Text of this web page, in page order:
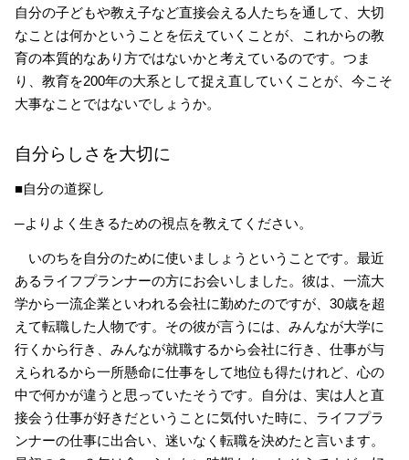
自分の子どもや教え子など直接会える人たちを通して、大切
なことは何かということを伝えていくことが、これからの教
育の本質的なあり方ではないかと考えているのです。つま
り、教育を200年の大系として捉え直していくことが、今こそ
大事なことではないでしょうか。
自分らしさを大切に
■自分の道探し
─よりよく生きるための視点を教えてください。
いのちを自分のために使いましょうということです。最近
あるライフプランナーの方にお会いしました。彼は、一流大
学から一流企業といわれる会社に勤めたのですが、30歳を超
えて転職した人物です。その彼が言うには、みんなが大学に
行くから行き、みんなが就職するから会社に行き、仕事が与
えられるから一所懸命に仕事をして地位も得たけれど、心の
中で何かが違うと思っていたそうです。自分は、実は人と直
接会う仕事が好きだということに気付いた時に、ライフプラ
ンナーの仕事に出合い、迷いなく転職を決めたと言います。